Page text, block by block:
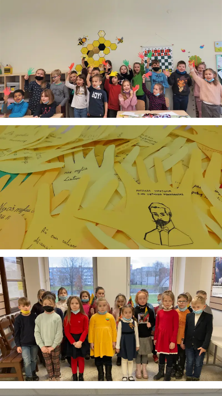
E. Balsio gimnazijos DI
Sveiki! Taip, aš esu virtualus. Tačiau dirbtinis intelektas
suteikia man galimybę ne tik analizuoti Jūsų klausimą, bet
dar tobulai atsimenu visą šioje svetainėje pateiktą
informaciją. Jei visgi man pritrūks išmanumo - pateiksiu
Jums reikiamus kontaktus, kur galėsite pasiklausti
atsakingo specialisto.
Taigi... kuo galėčiau Jums padėti?